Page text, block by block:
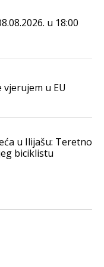
u 18:00
vjerujem u EU
u Ilijašu: Teretno
biciklistu